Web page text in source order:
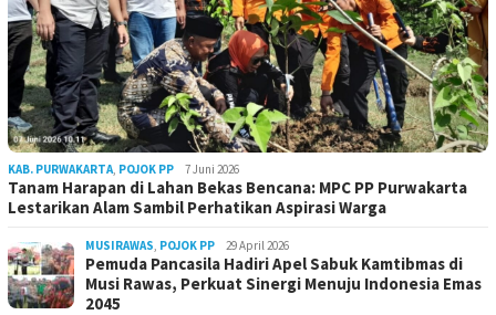
KAB. PURWAKARTA POJOK PP 7 Juni 2026
Tanam Harapan di Lahan Bekas Bencana: MPC PP Purwakarta
Lestarikan Alam Sambil Perhatikan Aspirasi Warga
MUSIRAWAS POJOK PP 29 April 2026
Pemuda Pancasila Hadiri Apel Sabuk Kamtibmas di
Musi Rawas, Perkuat Sinergi Menuju Indonesia Emas
2045